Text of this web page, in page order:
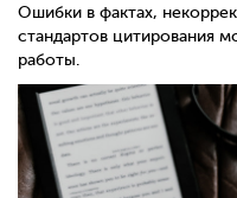
Ошибки в фактах,
стандартов цитирования
работы.